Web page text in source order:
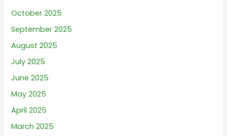
October 2025
September 2025
August 2025
July 2025
June 2025
May 2025
April 2025
March 2025